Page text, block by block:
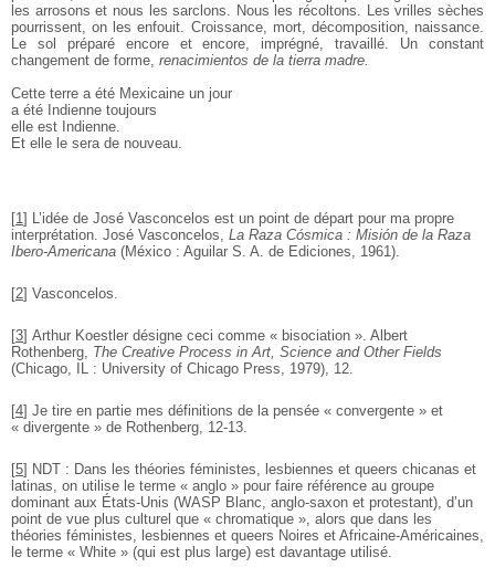
les arrosons et nous les sarclons. Nous les récoltons. Les vrilles sèches
pourrissent, on les enfouit. Croissance, mort, décomposition, naissance.
Le sol préparé encore et encore, imprégné, travaillé. Un constant
changement de forme, renacimientos de la tierra madre.
Cette terre a été Mexicaine un jour
a été Indienne toujours
elle est Indienne.
Et elle le sera de nouveau.
[1] L’idée de José Vasconcelos est un point de départ pour ma propre
interprétation. José Vasconcelos, La Raza Cósmica : Misión de la Raza
Ibero-Americana (México : Aguilar S. A. de Ediciones, 1961).
[2] Vasconcelos.
[3] Arthur Koestler désigne ceci comme « bisociation ». Albert
Rothenberg, The Creative Process in Art, Science and Other Fields
(Chicago, IL : University of Chicago Press, 1979), 12.
[4] Je tire en partie mes définitions de la pensée « convergente » et
« divergente » de Rothenberg, 12-13.
[5] NDT : Dans les théories féministes, lesbiennes et queers chicanas et
latinas, on utilise le terme « anglo » pour faire référence au groupe
dominant aux États-Unis (WASP Blanc, anglo-saxon et protestant), d’un
point de vue plus culturel que « chromatique », alors que dans les
théories féministes, lesbiennes et queers Noires et Africaine-Américaines,
le terme « White » (qui est plus large) est davantage utilisé.